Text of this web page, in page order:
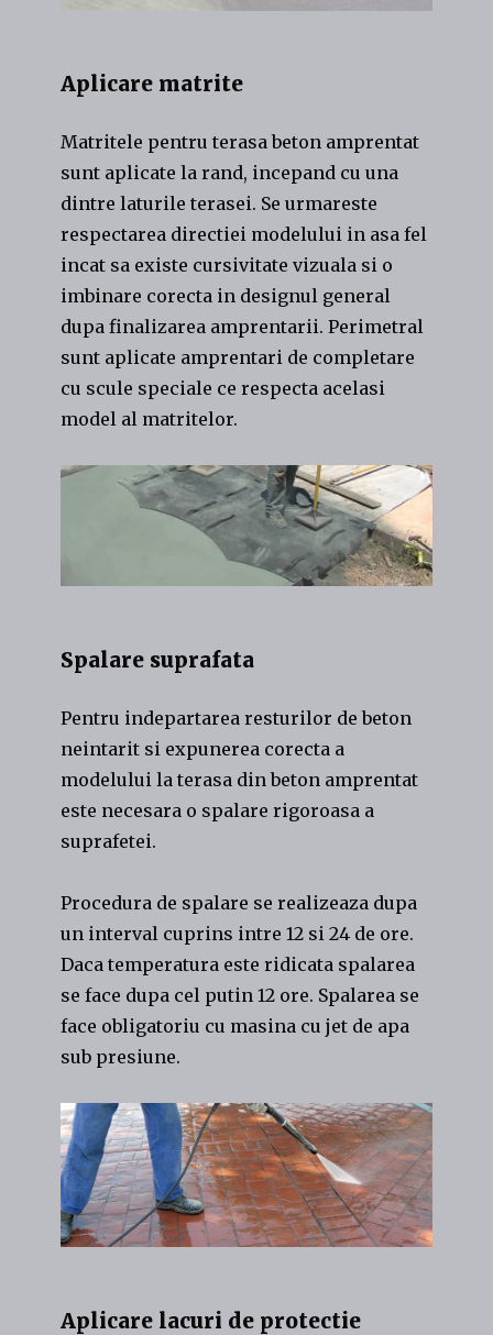
Aplicare matrite
Matritele pentru terasa beton amprentat
sunt aplicate la rand, incepand cu una
dintre laturile terasei. Se urmareste
respectarea directiei modelului in asa fel
incat sa existe cursivitate vizuala si o
imbinare corecta in designul general
dupa finalizarea amprentarii. Perimetral
sunt aplicate amprentari de completare
cu scule speciale ce respecta acelasi
model al matritelor.
Spalare suprafata
Pentru indepartarea resturilor de beton
neintarit si expunerea corecta a
modelului la terasa din beton amprentat
este necesara o spalare rigoroasa a
suprafetei.
Procedura de spalare se realizeaza dupa
un interval cuprins intre 12 si 24 de ore.
Daca temperatura este ridicata spalarea
se face dupa cel putin 12 ore. Spalarea se
face obligatoriu cu masina cu jet de apa
sub presiune.
Aplicare lacuri de protectie